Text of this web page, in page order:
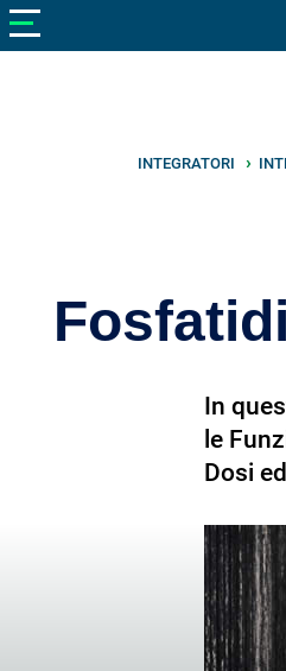
INTEGRATORI
In
le
Dosi
V netonutrizione
Integratori